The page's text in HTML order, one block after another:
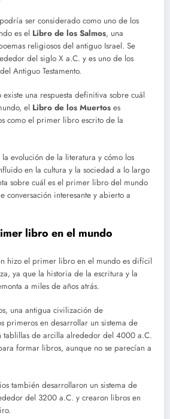
ser considerado como uno de los
es el Libro de los Salmos, una
religiosos del antiguo Israel. Se
del siglo X a.C. y es uno de los
Antiguo Testamento.
existe una respuesta definitiva sobre cuál
el Libro de los Muertos es
como el primer libro escrito de la
la evolución de la literatura y cómo los
en la cultura y la sociedad a lo largo
sobre cuál es el primer libro del mundo
conversación interesante y abierto a
libro en el mundo
hizo el primer libro en el mundo es difícil
ya que la historia de la escritura y la
a miles de años atrás.
una antigua civilización de
primeros en desarrollar un sistema de
tablillas de arcilla alrededor del 4000 a.C.
formar libros, aunque no se parecían a
también desarrollaron un sistema de
del 3200 a.C. y crearon libros en